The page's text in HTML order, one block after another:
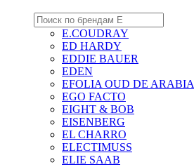
E.COUDRAY
ED HARDY
EDDIE BAUER
EDEN
EFOLIA OUD DE ARABIA
EGO FACTO
EIGHT & BOB
EISENBERG
EL CHARRO
ELECTIMUSS
ELIE SAAB